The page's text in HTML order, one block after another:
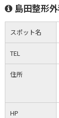
島田整形
スポット名
TEL
住所
HP